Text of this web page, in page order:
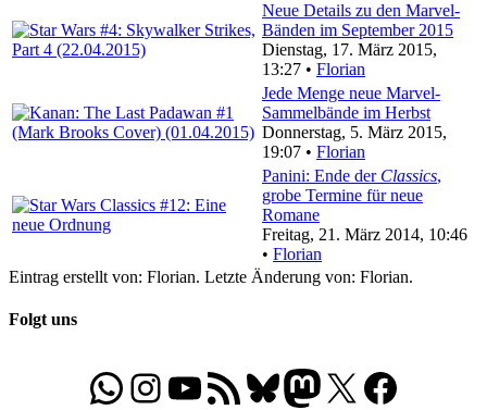
Neue Details zu den Marvel-
Bänden im September 2015
Dienstag, 17. März 2015,
13:27 • Florian
Jede Menge neue Marvel-
Sammelbände im Herbst
Donnerstag, 5. März 2015,
19:07 • Florian
Panini: Ende der Classics,
grobe Termine für neue
Romane
Freitag, 21. März 2014, 10:46
• Florian
Eintrag erstellt von: Florian. Letzte Änderung von: Florian.
Folgt uns
WhatsApp
Folgt uns auf Instagram
Besucht unseren YouTube-Kanal
RSS-FeedBluesky
Folgt uns auf Mastodon
X Folgt uns auf